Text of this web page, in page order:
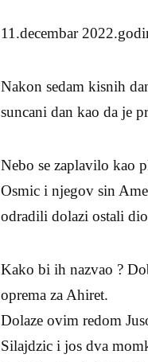
11.decembar
Nakon sedam kisnih
suncani dan kao da je
Nebo se zaplavilo kao
Osmic i njegov sin
odradili dolazi ostali
Kako bi ih nazvao ?
oprema za Ahiret.
Dolaze ovim redom
Silajdzic i jos dva